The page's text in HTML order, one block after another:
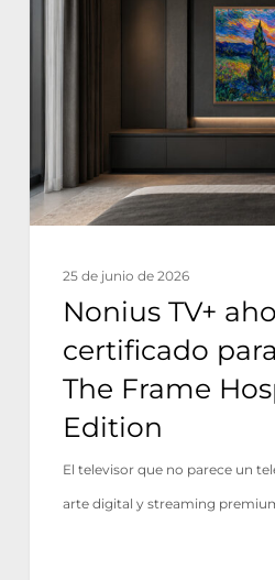
Samsung
The
Frame
25 de junio de 2026
Nonius TV+
certificado
The Frame
Edition
El televisor que no parece un
arte digital y streaming